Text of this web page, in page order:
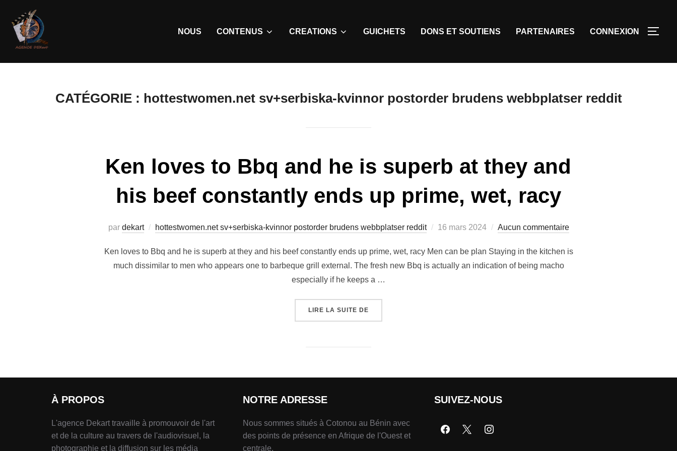
NOUS CONTENUS CREATIONS GUICHETS DONS ET SOUTIENS PARTENAIRES CONNEXION
CATÉGORIE : hottestwomen.net sv+serbiska-kvinnor postorder brudens webbplatser reddit
Ken loves to Bbq and he is superb at they and
his beef constantly ends up prime, wet, racy
par dekart hottestwomen.net sv+serbiska-kvinnor postorder brudens webbplatser reddit 16 mars 2024 Aucun commentaire
Ken loves to Bbq and he is superb at they and his beef constantly ends up prime, wet, racy Men can be plan Staying in the kitchen is
much dissimilar to men who appears one to barbeque grill external. The fresh new Bbq is actually an indication of being macho
especially if he keeps a …
LIRE LA SUITE DE
À PROPOS
L'agence Dekart travaille à promouvoir de l'art
et de la culture au travers de l'audiovisuel, la
photographie et la diffusion sur les média
NOTRE ADRESSE
Nous sommes situés à Cotonou au Bénin avec
des points de présence en Afrique de l'Ouest et
centrale.
SUIVEZ-NOUS